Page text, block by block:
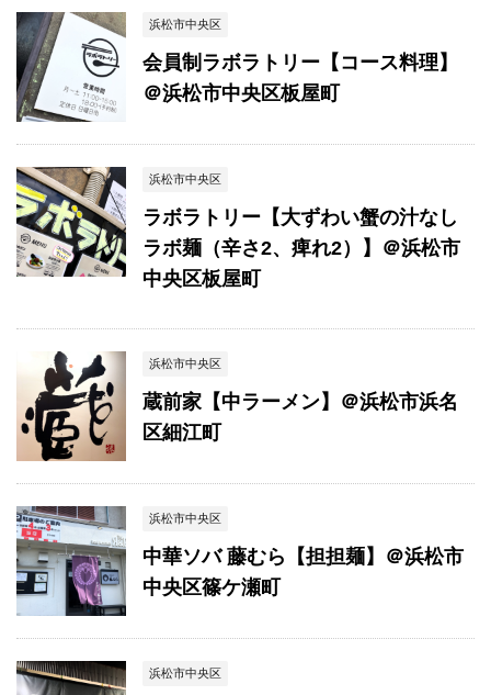
浜松市中央区
会員制ラボラトリー【コース料理】
＠浜松市中央区板屋町
浜松市中央区
ラボラトリー【大ずわい蟹の汁なし
ラボ麺（辛さ2、痺れ2）】＠浜松市
中央区板屋町
浜松市中央区
蔵前家【中ラーメン】＠浜松市浜名
区細江町
浜松市中央区
中華ソバ 藤むら【担担麺】＠浜松市
中央区篠ケ瀬町
浜松市中央区